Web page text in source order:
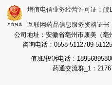
增值电信业务经营许可证：皖
互联网药品信息服务资格证
公司地址：安徽省亳州市康美（
咨询电话：0558-5112789
值班/投诉电话：
药通交流群_1：